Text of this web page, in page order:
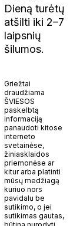
Dieną turėtų
atšilti iki 2–7
laipsnių
šilumos.
Griežtai
draudžiama
ŠVIESOS
paskelbtą
informaciją
panaudoti kitose
interneto
svetainėse,
žiniasklaidos
priemonėse ar
kitur arba platinti
mūsų medžiagą
kuriuo nors
pavidalu be
sutikimo, o jei
sutikimas gautas,